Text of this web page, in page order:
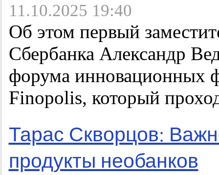
11.10.2025 19:40
Об этом первый
Сбербанка Александр
форума инновационных
Finopolis, который
Тарас Скворцов:
продукты необанков